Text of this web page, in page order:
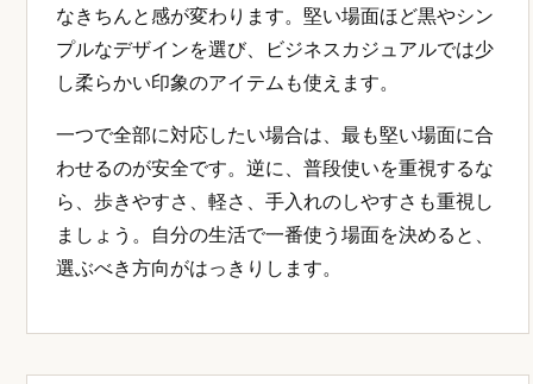
なきちんと感が変わります。堅い場面ほど黒やシン
プルなデザインを選び、ビジネスカジュアルでは少
し柔らかい印象のアイテムも使えます。
一つで全部に対応したい場合は、最も堅い場面に合
わせるのが安全です。逆に、普段使いを重視するな
ら、歩きやすさ、軽さ、手入れのしやすさも重視し
ましょう。自分の生活で一番使う場面を決めると、
選ぶべき方向がはっきりします。